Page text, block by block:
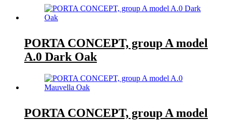
PORTA CONCEPT, group A model
A.0 Dark Oak
PORTA CONCEPT, group A model